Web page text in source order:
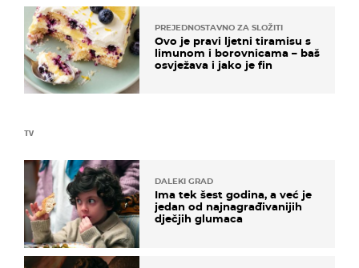
TV
DALEKI GRAD
Ima tek šest godina, a već je
jedan od najnagrađivanijih
dječjih glumaca
PREJEDNOSTAVNO ZA SLOŽITI
Ovo je pravi ljetni tiramisu s
limunom i borovnicama – baš
osvježava i jako je fin